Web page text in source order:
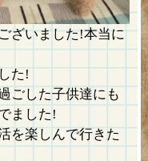
ざいました!本当に
た!
ごした子供達にも
ました!
を楽しんで行きた